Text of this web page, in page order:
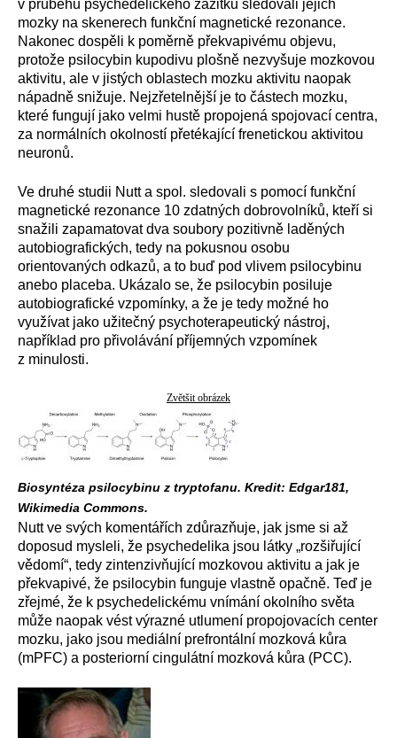
v průběhu psychedelického zážitku sledovali jejich
mozky na skenerech funkční magnetické rezonance.
Nakonec dospěli k poměrně překvapivému objevu,
protože psilocybin kupodivu plošně nezvyšuje mozkovou
aktivitu, ale v jistých oblastech mozku aktivitu naopak
nápadně snižuje. Nejzřetelnější je to částech mozku,
které fungují jako velmi hustě propojená spojovací centra,
za normálních okolností přetékající frenetickou aktivitou
neuronů.
Ve druhé studii Nutt a spol. sledovali s pomocí funkční
magnetické rezonance 10 zdatných dobrovolníků, kteří si
snažili zapamatovat dva soubory pozitivně laděných
autobiografických, tedy na pokusnou osobu
orientovaných odkazů, a to buď pod vlivem psilocybinu
anebo placeba. Ukázalo se, že psilocybin posiluje
autobiografické vzpomínky, a že je tedy možné ho
využívat jako užitečný psychoterapeutický nástroj,
například pro přivolávání příjemných vzpomínek
z minulosti.
Zvětšit obrázek
Biosyntéza psilocybinu z tryptofanu. Kredit: Edgar181,
Wikimedia Commons.
Nutt ve svých komentářích zdůrazňuje, jak jsme si až
doposud mysleli, že psychedelika jsou látky „rozšiřující
vědomí“, tedy zintenzivňující mozkovou aktivitu a jak je
překvapivé, že psilocybin funguje vlastně opačně. Teď je
zřejmé, že k psychedelickému vnímání okolního světa
může naopak vést výrazné utlumení propojovacích center
mozku, jako jsou mediální prefrontální mozková kůra
(mPFC) a posteriorní cingulátní mozková kůra (PCC).